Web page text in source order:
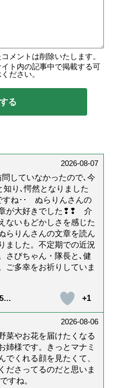
メントは削除いたします。
ト内の記事中で掲載する可
ださい。
2026-08-07
していなかったので､今
知り､愕然となりました
ね･･ ぬらりんさんの
が大好きでした❢❢ 介
ないもどかしさを感じた
らりんさんの文章を読ん
ました。不定期での近況
さびちゃん・隊長と､健
ご多幸をお祈りしていま
+1
2026-08-06
菜やお花を届けたくなる
姉様です。きっとマナミ
でくれる顔を見たくて、
ださってるのだと思いま
すね。